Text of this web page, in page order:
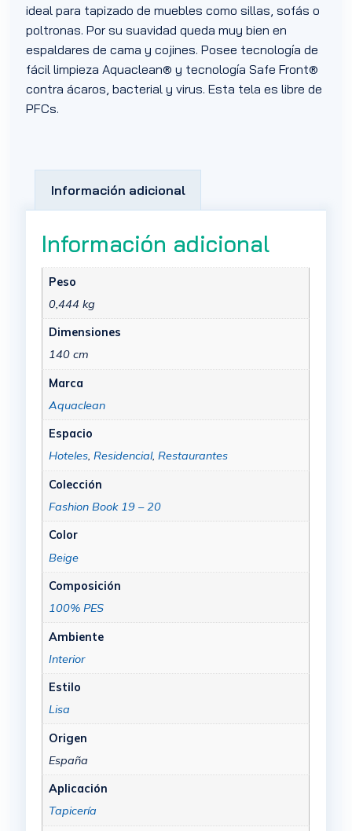
ideal para tapizado de muebles como sillas, sofás o
poltronas. Por su suavidad queda muy bien en
espaldares de cama y cojines. Posee tecnología de
fácil limpieza Aquaclean® y tecnología Safe Front®
contra ácaros, bacterial y virus. Esta tela es libre de
PFCs.
Información adicional
Información adicional
Peso
0,444 kg
Dimensiones
140 cm
Marca
Aquaclean
Espacio
Hoteles, Residencial, Restaurantes
Colección
Fashion Book 19 – 20
Color
Beige
Composición
100% PES
Ambiente
Interior
Estilo
Lisa
Origen
España
Aplicación
Tapicería